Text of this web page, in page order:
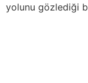
yolunu gözlediği